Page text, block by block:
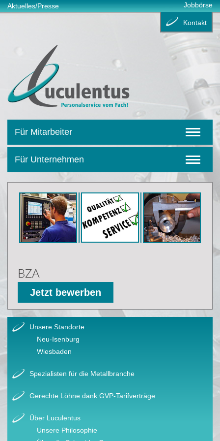
Aktuelles/Presse Jobbörse
Kontakt
Für Mitarbeiter
Für Unternehmen
BZA
Jetzt bewerben
Unsere Standorte
Neu-Isenburg
Wiesbaden
Spezialisten für die Metallbranche
Gerechte Löhne dank GVP-Tarifverträge
Über Luculentus
Unsere Philosophie